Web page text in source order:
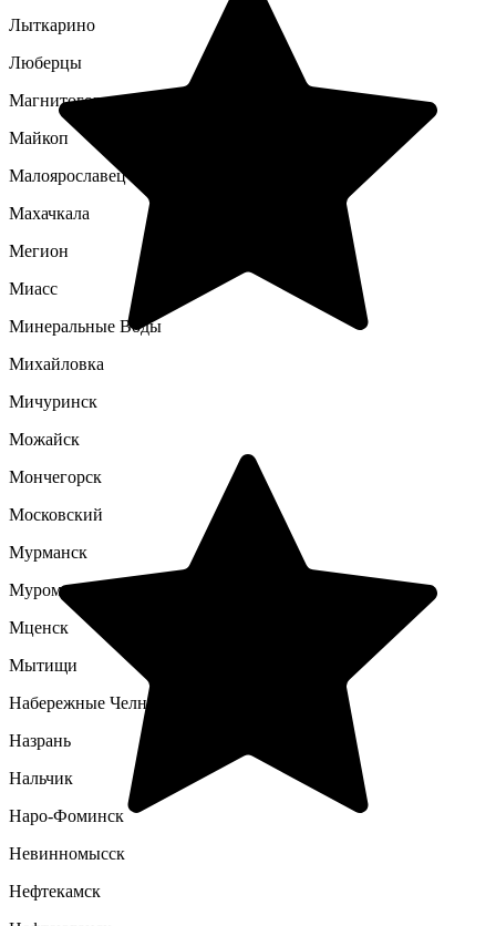
Лыткарино
Люберцы
Магнитогорск
Майкоп
Малоярославец
Махачкала
Мегион
Миасс
Минеральные Воды
Михайловка
Мичуринск
Можайск
Мончегорск
Московский
Мурманск
Муром
Мценск
Мытищи
Набережные Челны
Назрань
Нальчик
Наро-Фоминск
Невинномысск
Нефтекамск